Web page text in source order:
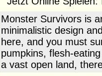
Monster Survivors is
minimalistic design
here, and you must
pumpkins, flesh-
a vast open land,